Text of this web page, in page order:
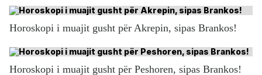
Horoskopi i muajit gusht për Akrepin, sipas Brankos!
Horoskopi i muajit gusht për Peshoren, sipas Brankos!